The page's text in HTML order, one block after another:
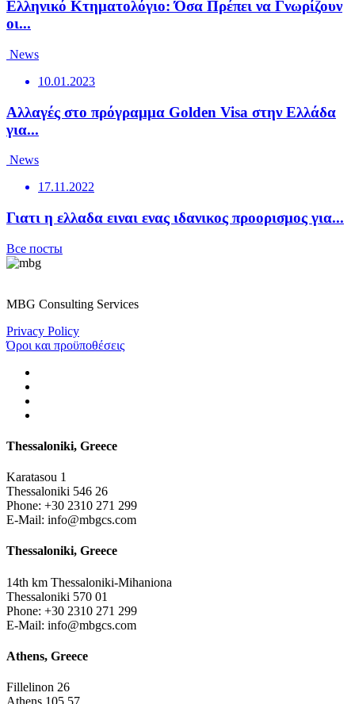
Ελληνικό Κτηματολόγιο: Όσα Πρέπει να Γνωρίζουν
οι...
News
10.01.2023
Αλλαγές στο πρόγραμμα Golden Visa στην Ελλάδα
για...
News
17.11.2022
Γιατι η ελλαδα ειναι ενας ιδανικος προορισμος για...
Все посты
MBG Consulting Services
Privacy Policy
Όροι και προϋποθέσεις
Thessaloniki, Greece
Karatasou 1
Thessaloniki 546 26
Phone: +30 2310 271 299
E-Mail: info@mbgcs.com
Thessaloniki, Greece
14th km Thessaloniki-Mihaniona
Thessaloniki 570 01
Phone: +30 2310 271 299
E-Mail: info@mbgcs.com
Athens, Greece
Fillelinon 26